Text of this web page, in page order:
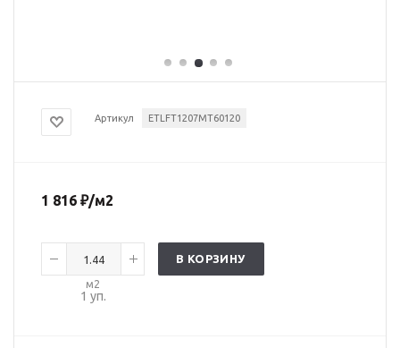
Артикул ETLFT1207MT60120
1 816 ₽/м2
м2
1 уп.
В КОРЗИНУ